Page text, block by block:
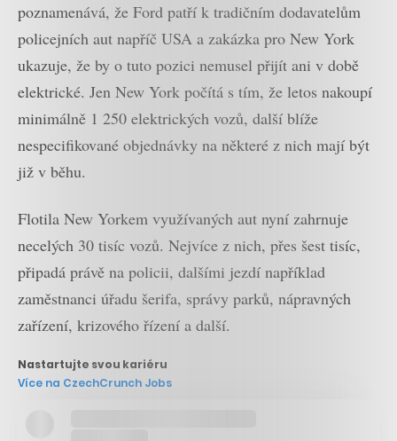
poznamenává, že Ford patří k tradičním dodavatelům
policejních aut napříč USA a zakázka pro New York
ukazuje, že by o tuto pozici nemusel přijít ani v době
elektrické. Jen New York počítá s tím, že letos nakoupí
minimálně 1 250 elektrických vozů, další blíže
nespecifikované objednávky na některé z nich mají být
již v běhu.
Flotila New Yorkem využívaných aut nyní zahrnuje
necelých 30 tisíc vozů. Nejvíce z nich, přes šest tisíc,
připadá právě na policii, dalšími jezdí například
zaměstnanci úřadu šerifa, správy parků, nápravných
zařízení, krizového řízení a další.
Nastartujte svou kariéru
Více na CzechCrunch Jobs